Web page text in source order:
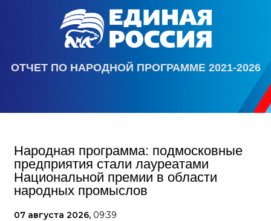
ОТЧЕТ ПО НАРОДНОЙ ПРОГРАММЕ 2021-2026
Народная программа: подмосковные
предприятия стали лауреатами
Национальной премии в области
народных промыслов
07 августа 2026, 09:39